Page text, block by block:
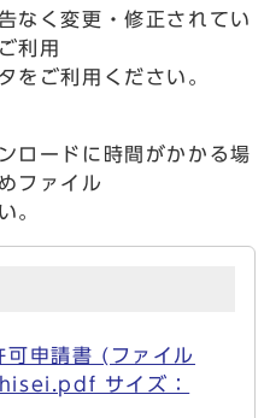
なく変更・修正されてい
利用
をご利用ください。
ロードに時間がかかる場
ファイル
。
申請書 (ファイル
サイズ：